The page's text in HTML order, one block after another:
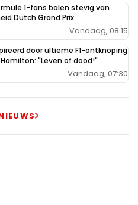
1-fans balen stevig van
Dutch Grand Prix
Vandaag, 08:15
door ultieme F1-ontknoping
"Leven of dood!"
Vandaag, 07:30